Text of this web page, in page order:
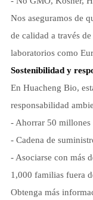
Nos aseguramos de
de calidad a través
laboratorios como
Sostenibilidad y
En Huacheng Bio,
responsabilidad
- Ahorrar 50 millones
- Cadena de
- Asociarse con más
1,000 familias fuera
Obtenga más